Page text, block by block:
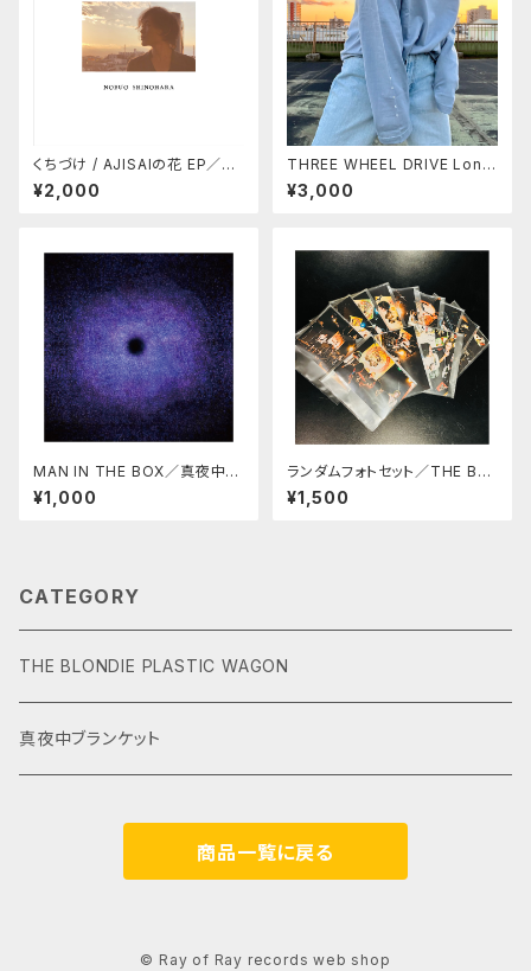
くちづけ / AJISAIの花 EP／N
OBUO SHINOHARA
¥2,000
THREE WHEEL DRIVE Long
Tee／THE BLONDIE PLAST
IC WAGON
¥3,000
MAN IN THE BOX／真夜中ブ
ランケット
¥1,000
ランダムフォトセット／THE BL
ONDIE PLASTIC WAGON
¥1,500
CATEGORY
THE BLONDIE PLASTIC WAGON
真夜中ブランケット
商品一覧に戻る
© Ray of Ray records web shop